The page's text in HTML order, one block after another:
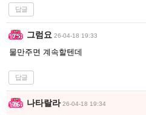
답글
그럼요 26-04-18 19:33
물만주면 계속할텐데
답글
나타랄라 26-04-18 19:34